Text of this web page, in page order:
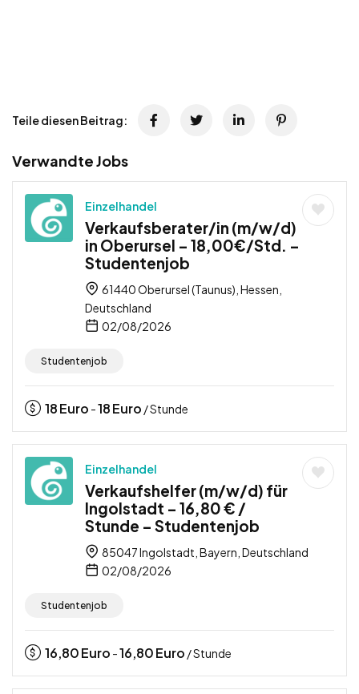
Teile diesen Beitrag:
Verwandte Jobs
Einzelhandel
Verkaufsberater/in (m/w/d)
in Oberursel – 18,00€/Std. –
Studentenjob
61440 Oberursel (Taunus), Hessen,
Deutschland
02/08/2026
Studentenjob
18Euro -18Euro / Stunde
Einzelhandel
Verkaufshelfer (m/w/d) für
Ingolstadt – 16,80 € /
Stunde – Studentenjob
85047 Ingolstadt, Bayern, Deutschland
02/08/2026
Studentenjob
16,80Euro -16,80Euro / Stunde